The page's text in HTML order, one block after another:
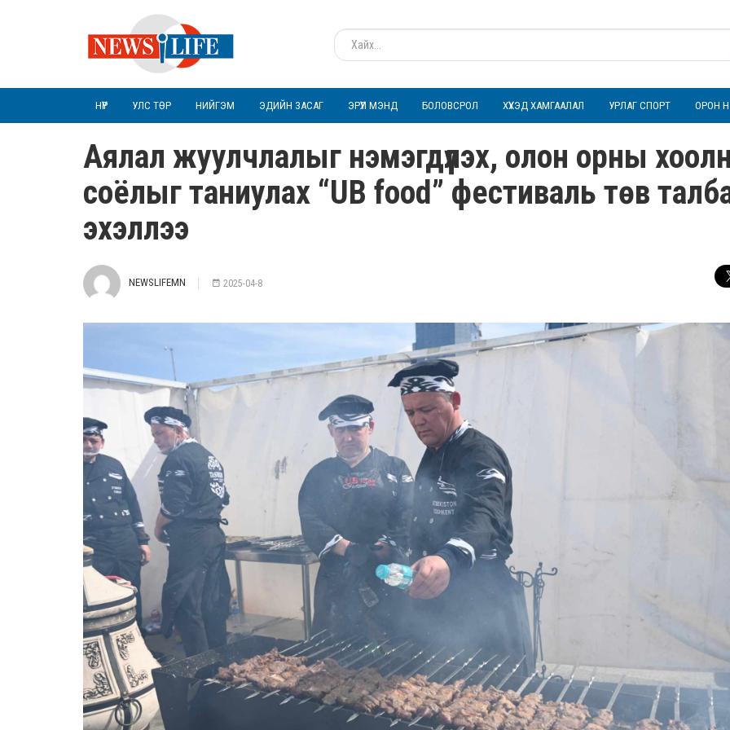
НҮҮР УЛС ТӨР НИЙГЭМ ЭДИЙН ЗАСАГ ЭРҮҮЛ МЭНД БОЛОВСРОЛ ХҮҮХЭД ХАМГААЛАЛ УРЛАГ СПОРТ ОРОН
Аялал жуулчлалыг нэмэгдүүлэх, олон орны
соёлыг таниулах “UB food” фестиваль төв
эхэллээ
NEWSLIFEMN 2025-04-8